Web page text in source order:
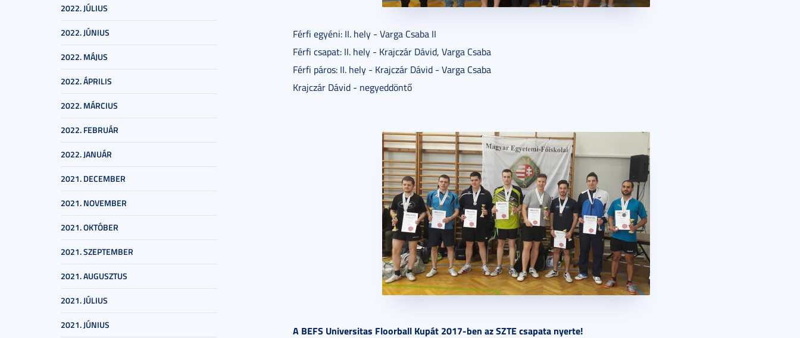
2022. JÚLIUS
2022. JÚNIUS
2022. MÁJUS
2022. ÁPRILIS
2022. MÁRCIUS
2022. FEBRUÁR
2022. JANUÁR
2021. DECEMBER
2021. NOVEMBER
2021. OKTÓBER
2021. SZEPTEMBER
2021. AUGUSZTUS
2021. JÚLIUS
2021. JÚNIUS
Férfi egyéni: II. hely - Varga Csaba II
Férfi csapat: II. hely - Krajczár Dávid, Varga Csaba
Férfi páros: II. hely - Krajczár Dávid - Varga Csaba
Krajczár Dávid - negyeddöntő
A BEFS Universitas Floorball Kupát 2017-ben az SZTE csapata nyerte!